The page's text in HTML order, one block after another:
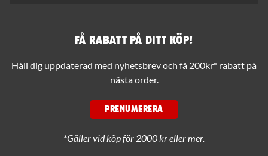
Få rabatt på ditt köp!
Håll dig uppdaterad med nyhetsbrev och få 200kr* rabatt på
nästa order.
PRENUMERERA
*Gäller vid köp för 2000 kr eller mer.